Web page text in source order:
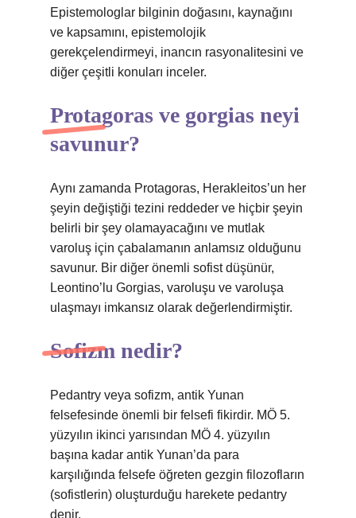
Epistemologlar bilginin doğasını, kaynağını
ve kapsamını, epistemolojik
gerekçelendirmeyi, inancın rasyonalitesini ve
diğer çeşitli konuları inceler.
Protagoras ve gorgias neyi
savunur?
Aynı zamanda Protagoras, Herakleitos’un her
şeyin değiştiği tezini reddeder ve hiçbir şeyin
belirli bir şey olamayacağını ve mutlak
varoluş için çabalamanın anlamsız olduğunu
savunur. Bir diğer önemli sofist düşünür,
Leontino’lu Gorgias, varoluşu ve varoluşa
ulaşmayı imkansız olarak değerlendirmiştir.
Sofizm nedir?
Pedantry veya sofizm, antik Yunan
felsefesinde önemli bir felsefi fikirdir. MÖ 5.
yüzyılın ikinci yarısından MÖ 4. yüzyılın
başına kadar antik Yunan’da para
karşılığında felsefe öğreten gezgin filozofların
(sofistlerin) oluşturduğu harekete pedantry
denir.